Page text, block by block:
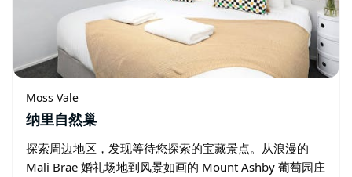
Moss Vale
纳里自然巢
探索周边地区，发现等待您探索的宝藏景点。从浪漫的
Mali Brae 婚礼场地到风景如画的 Mount Ashby 葡萄园庄